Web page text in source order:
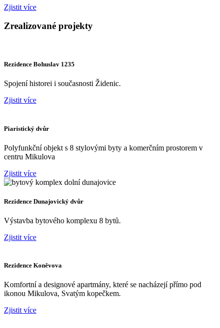
Zjistit více
Zrealizované projekty
Rezidence Bohuslav 1235
Spojení historei i současnosti Židenic.
Zjistit více
Piaristický dvůr
Polyfunkční objekt s 8 stylovými byty a komerčním prostorem v
centru Mikulova
Zjistit více
Rezidence Dunajovický dvůr
Výstavba bytového komplexu 8 bytů.
Zjistit více
Rezidence Koněvova
Komfortní a designové apartmány, které se nacházejí přímo pod
ikonou Mikulova, Svatým kopečkem.
Zjistit více